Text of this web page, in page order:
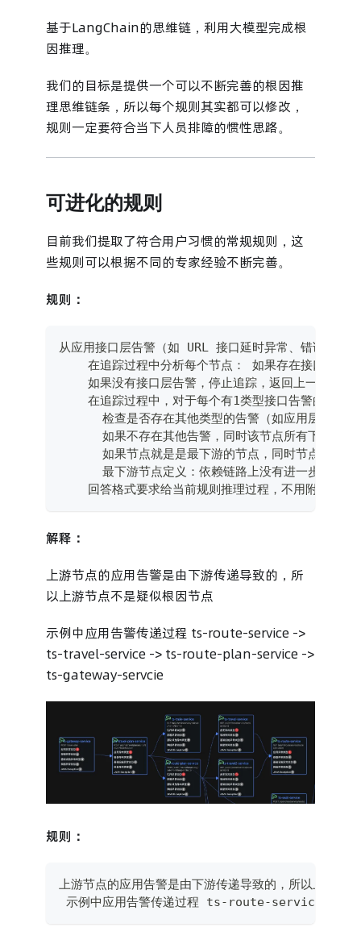
基于LangChain的思维链，利用大模型完成根
因推理。
我们的目标是提供一个可以不断完善的根因推
理思维链条，所以每个规则其实都可以修改，
规则一定要符合当下人员排障的惯性思路。
可进化的规则
目前我们提取了符合用户习惯的常规规则，这
些规则可以根据不同的专家经验不断完善。
规则：
从应用接口层告警（如 URL 接口延时异常、错误异常
在追踪过程中分析每个节点： 如果存在接口层告
如果没有接口层告警，停止追踪，返回上一级节
在追踪过程中，对于每个有1类型接口告警的节点
检查是否存在其他类型的告警（如应用层、容
如果不存在其他告警，同时该节点所有下游节
如果节点就是是最下游的节点，同时节点也存
最下游节点定义：依赖链路上没有进一步下游
回答格式要求给当前规则推理过程，不用附带完整
解释：
上游节点的应用告警是由下游传递导致的，所
以上游节点不是疑似根因节点
示例中应用告警传递过程 ts-route-service ->
ts-travel-service -> ts-route-plan-service ->
ts-gateway-servcie
规则：
上游节点的应用告警是由下游传递导致的，所以上游节
示例中应用告警传递过程 ts-route-